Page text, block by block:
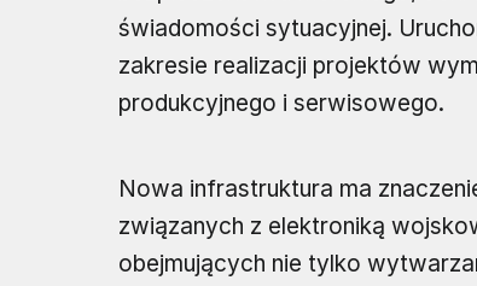
świadomości sytuacyjnej.
zakresie realizacji projektów
produkcyjnego i serwisowego.
Nowa infrastruktura ma
związanych z elektroniką
obejmujących nie tylko